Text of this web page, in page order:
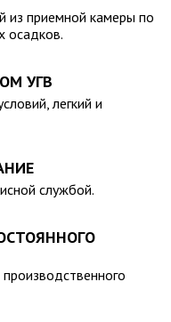
с
безопасна в
из приемной камеры по
осадков.
УГВ
легкий и
службой.
производственного